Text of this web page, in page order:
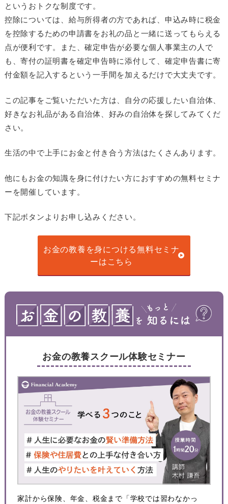
というおトクな制度です。
控除については、給与所得者の方であれば、申込み時に税金
を控除するための申請書をお礼の品と一緒に送ってもらえる
点が便利です。また、確定申告が必要な個人事業主の人で
も、寄付の証明書を確定申告時に添付して、確定申告書に寄
付金額を記入するという一手間を加えるだけで大丈夫です。
この記事をご覧いただいた方は、自分の応援したい自治体、
好きなお礼品がある自治体、好みの自治体を探してみてくだ
さい。
生活の中で上手にお金と付き合う方法はたくさんあります。
他にもお金の知識を身に付けたい方におすすめの無料セミナ
ーを開催しています。
下記ボタンよりお申し込みください。
お金の教養を身につける無料セミナ
ーはこちら
お金の教養スクール体験セミナー
家計から保険、年金、税金まで「学校では習わなかっ